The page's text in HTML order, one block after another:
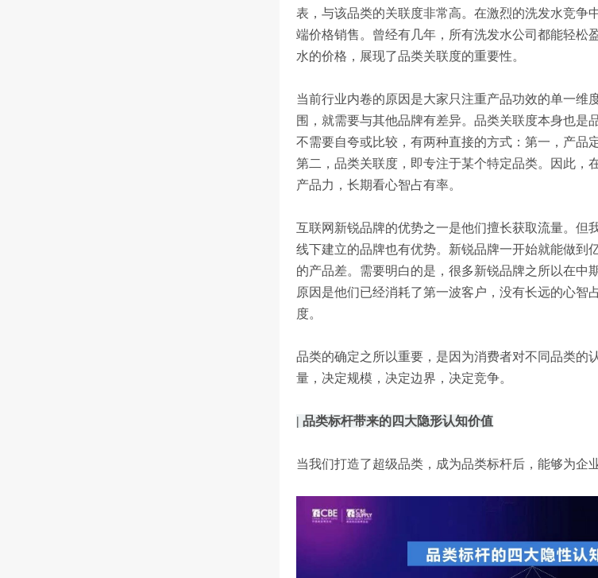
表，与该品类的关联度非常高。在激烈的洗发水竞争
端价格销售。曾经有几年，所有洗发水公司都能轻松
水的价格，展现了品类关联度的重要性。
当前行业内卷的原因是大家只注重产品功效的单一维
围，就需要与其他品牌有差异。品类关联度本身也是
不需要自夸或比较，有两种直接的方式：第一，产品
第二，品类关联度，即专注于某个特定品类。因此，
产品力，长期看心智占有率。
互联网新锐品牌的优势之一是他们擅长获取流量。但
线下建立的品牌也有优势。新锐品牌一开始就能做到
的产品差。需要明白的是，很多新锐品牌之所以在中
原因是他们已经消耗了第一波客户，没有长远的心智
度。
品类的确定之所以重要，是因为消费者对不同品类的
量，决定规模，决定边界，决定竞争。
| 品类标杆带来的四大隐形认知价值
当我们打造了超级品类，成为品类标杆后，能够为企